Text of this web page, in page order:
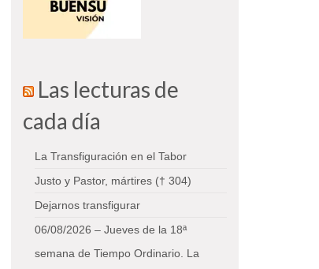
Las lecturas de
cada día
La Transfiguración en el Tabor
Justo y Pastor, mártires († 304)
Dejarnos transfigurar
06/08/2026 – Jueves de la 18ª
semana de Tiempo Ordinario. La